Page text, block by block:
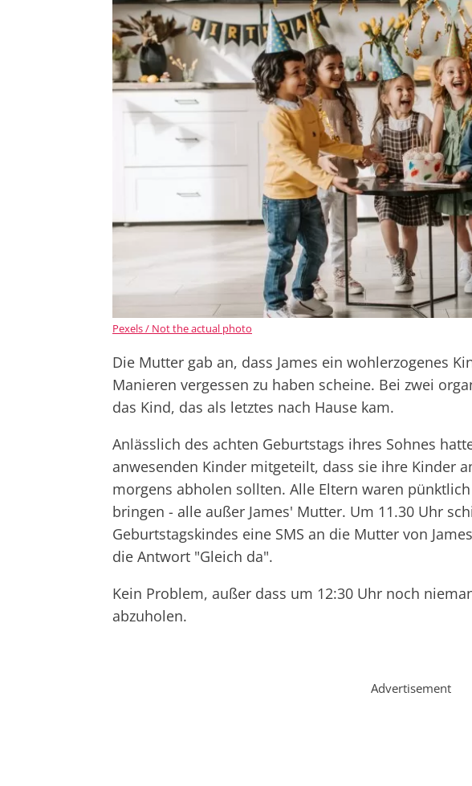
Pexels / Not the actual photo
Die Mutter gab an, dass James ein wohlerzogenes
Manieren vergessen zu haben scheine. Bei zwei
das Kind, das als letztes nach Hause kam.
Anlässlich des achten Geburtstags ihres Sohnes
anwesenden Kinder mitgeteilt, dass sie ihre Kinder
morgens abholen sollten. Alle Eltern waren
bringen - alle außer James' Mutter. Um 11.30 Uhr
Geburtstagskindes eine SMS an die Mutter von
die Antwort "Gleich da".
Kein Problem, außer dass um 12:30 Uhr noch
abzuholen.
Advertisement